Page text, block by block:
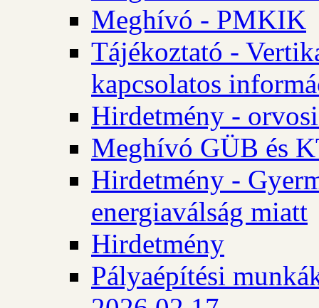
Meghívó - PMKIK
Tájékoztató -
kapcsolatos
Hirdetmény -
Meghívó GÜB és
Hirdetmény -
energiaválság miatt
Hirdetmény
Pályaépítési